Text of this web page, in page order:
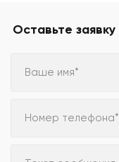
Оставьте
Ваше имя*
Номер телефона*